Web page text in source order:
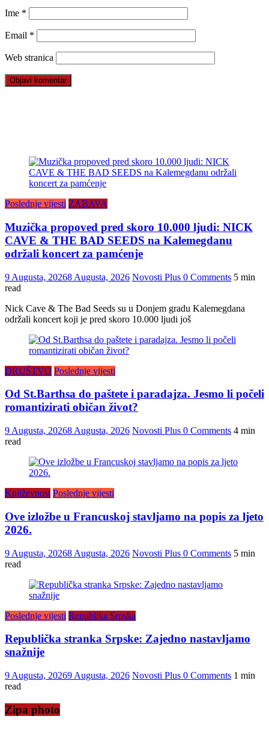
Ime *
Email *
Web stranica
Poslednje vijesti ZABAVA
Muzička propoved pred skoro 10.000 ljudi: NICK
CAVE & THE BAD SEEDS na Kalemegdanu
održali koncert za pamćenje
9 Augusta, 20268 Augusta, 2026 Novosti Plus 0 Comments 5 min
read
Nick Cave & The Bad Seeds su u Donjem gradu Kalemegdana
održali koncert koji je pred skoro 10.000 ljudi još
DRUŠTVO Poslednje vijesti
Od St.Barthsa do paštete i paradajza. Jesmo li počeli
romantizirati običan život?
9 Augusta, 20268 Augusta, 2026 Novosti Plus 0 Comments 4 min
read
Književnost Poslednje vijesti
Ove izložbe u Francuskoj stavljamo na popis za ljeto
2026.
9 Augusta, 20268 Augusta, 2026 Novosti Plus 0 Comments 5 min
read
Poslednje vijesti Republika Srpska
Republička stranka Srpske: Zajedno nastavljamo
snažnije
9 Augusta, 20269 Augusta, 2026 Novosti Plus 0 Comments 1 min
read
Zipa photo